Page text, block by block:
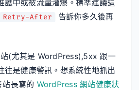
中或被流量灌爆。標準建議這
Retry-After
告訴你多久後再
(尤其是 WordPress),5xx 跟一
往是健康警訊。想系統性地抓出
長寫的 WordPress 網站健康狀